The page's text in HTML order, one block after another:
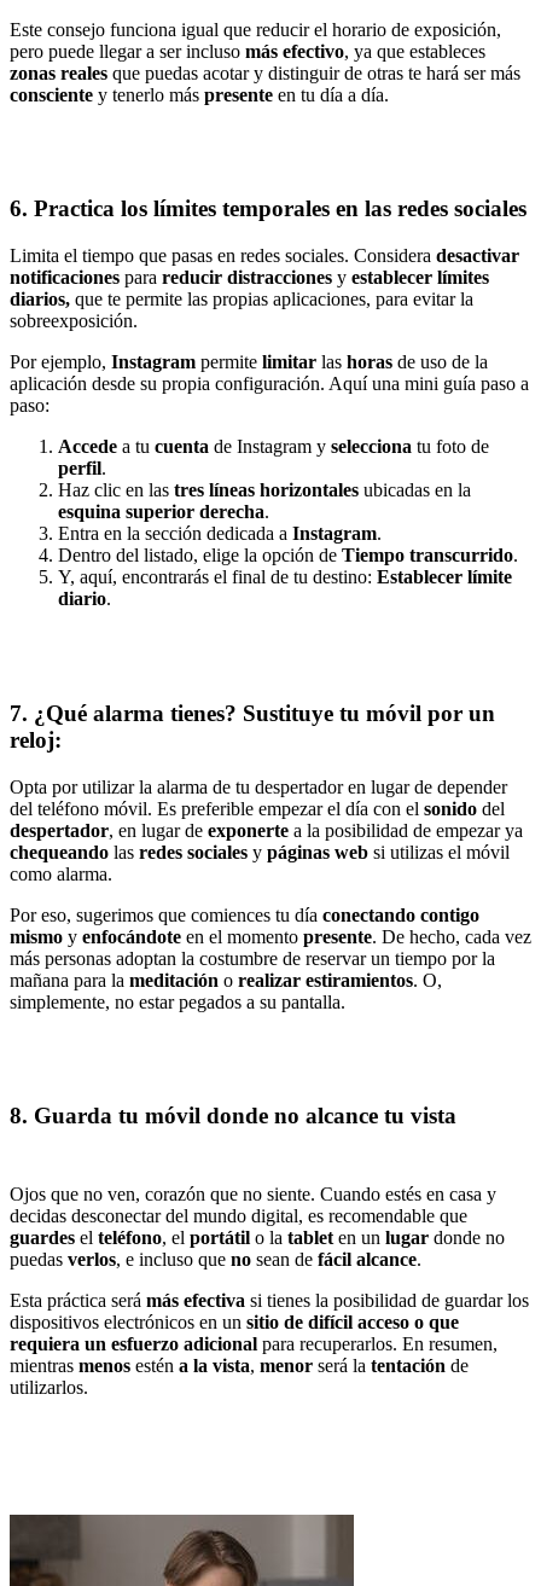
Este consejo funciona igual que reducir el horario de exposición,
pero puede llegar a ser incluso más efectivo, ya que estableces
zonas reales que puedas acotar y distinguir de otras te hará ser más
consciente y tenerlo más presente en tu día a día.
6. Practica los límites temporales en las redes sociales
Limita el tiempo que pasas en redes sociales. Considera desactivar
notificaciones para reducir distracciones y establecer límites
diarios, que te permite las propias aplicaciones, para evitar la
sobreexposición.
Por ejemplo, Instagram permite limitar las horas de uso de la
aplicación desde su propia configuración. Aquí una mini guía paso a
paso:
Accede a tu cuenta de Instagram y selecciona tu foto de
perfil.
Haz clic en las tres líneas horizontales ubicadas en la
esquina superior derecha.
Entra en la sección dedicada a Instagram.
Dentro del listado, elige la opción de Tiempo transcurrido.
Y, aquí, encontrarás el final de tu destino: Establecer límite
diario.
7. ¿Qué alarma tienes? Sustituye tu móvil por un
reloj:
Opta por utilizar la alarma de tu despertador en lugar de depender
del teléfono móvil. Es preferible empezar el día con el sonido del
despertador, en lugar de exponerte a la posibilidad de empezar ya
chequeando las redes sociales y páginas web si utilizas el móvil
como alarma.
Por eso, sugerimos que comiences tu día conectando contigo
mismo y enfocándote en el momento presente. De hecho, cada vez
más personas adoptan la costumbre de reservar un tiempo por la
mañana para la meditación o realizar estiramientos. O,
simplemente, no estar pegados a su pantalla.
8. Guarda tu móvil donde no alcance tu vista
Ojos que no ven, corazón que no siente. Cuando estés en casa y
decidas desconectar del mundo digital, es recomendable que
guardes el teléfono, el portátil o la tablet en un lugar donde no
puedas verlos, e incluso que no sean de fácil alcance.
Esta práctica será más efectiva si tienes la posibilidad de guardar los
dispositivos electrónicos en un sitio de difícil acceso o que
requiera un esfuerzo adicional para recuperarlos. En resumen,
mientras menos estén a la vista, menor será la tentación de
utilizarlos.